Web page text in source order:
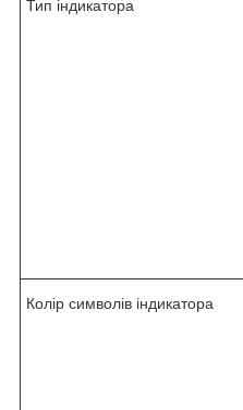
Тип індикатора
Колір символів індикатора